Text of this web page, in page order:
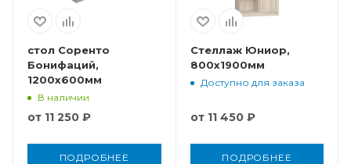
стол Соренто
Бонифаций,
1200x600мм
В наличии
от 11 250 ₽
ПОДРОБНЕЕ
Стеллаж Юниор,
800x1900мм
Доступно для заказа
от 11 450 ₽
ПОДРОБНЕЕ